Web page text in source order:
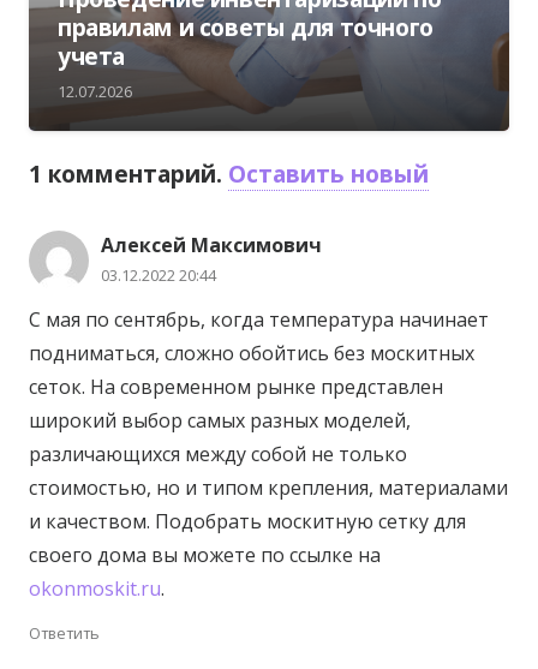
правилам и советы для точного
учета
12.07.2026
1 комментарий. Оставить новый
Алексей Максимович
03.12.2022 20:44
С мая по сентябрь, когда температура начинает
подниматься, сложно обойтись без москитных
сеток. На современном рынке представлен
широкий выбор самых разных моделей,
различающихся между собой не только
стоимостью, но и типом крепления, материалами
и качеством. Подобрать москитную сетку для
своего дома вы можете по ссылке на
okonmoskit.ru.
Ответить